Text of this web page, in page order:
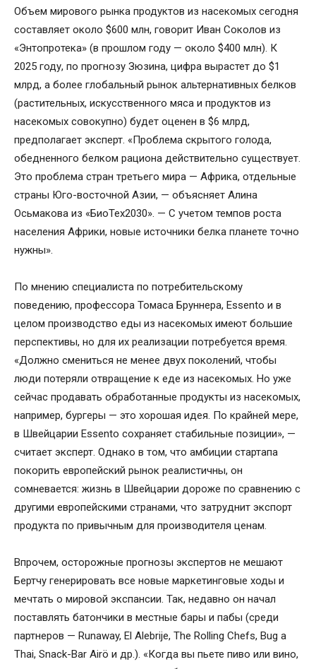
Объем мирового рынка продуктов из насекомых сегодня
составляет около $600 млн, говорит Иван Соколов из
«Энтопротека» (в прошлом году — около $400 млн). К
2025 году, по прогнозу Зюзина, цифра вырастет до $1
млрд, а более глобальный рынок альтернативных белков
(растительных, искусственного мяса и продуктов из
насекомых совокупно) будет оценен в $6 млрд,
предполагает эксперт. «Проблема скрытого голода,
обедненного белком рациона действительно существует.
Это проблема стран третьего мира — Африка, отдельные
страны Юго-восточной Азии, — объясняет Алина
Осьмакова из «БиоТех2030». — С учетом темпов роста
населения Африки, новые источники белка планете точно
нужны».
По мнению специалиста по потребительскому
поведению, профессора Томаса Бруннера, Essento и в
целом производство еды из насекомых имеют большие
перспективы, но для их реализации потребуется время.
«Должно смениться не менее двух поколений, чтобы
люди потеряли отвращение к еде из насекомых. Но уже
сейчас продавать обработанные продукты из насекомых,
например, бургеры — это хорошая идея. По крайней мере,
в Швейцарии Essento сохраняет стабильные позиции», —
считает эксперт. Однако в том, что амбиции стартапа
покорить европейский рынок реалистичны, он
сомневается: жизнь в Швейцарии дороже по сравнению с
другими европейскими странами, что затруднит экспорт
продукта по привычным для производителя ценам.
Впрочем, осторожные прогнозы экспертов не мешают
Бертчу генерировать все новые маркетинговые ходы и
мечтать о мировой экспансии. Так, недавно он начал
поставлять батончики в местные бары и пабы (среди
партнеров — Runaway, El Alebrije, The Rolling Chefs, Bug a
Thai, Snack-Bar Airö и др.). «Когда вы пьете пиво или вино,